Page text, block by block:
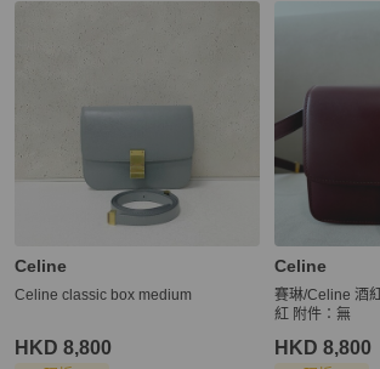
Celine
Celine classic box medium
HKD 8,800
Celine
賽琳/Celine 酒紅色小號Box 波爾多酒
紅 附件：無
HKD 8,800